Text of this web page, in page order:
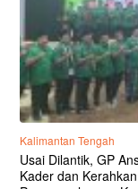
Kalimantan Tengah
Usai Dilantik, GP
Kader dan